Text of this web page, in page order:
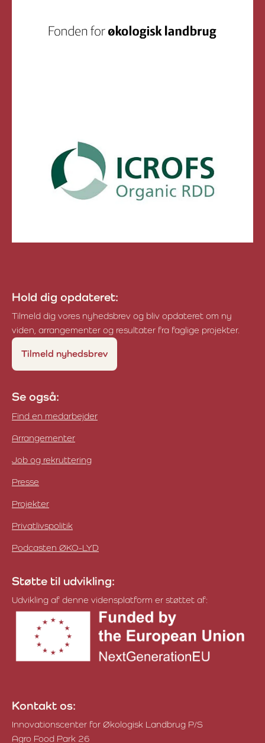
Hold dig opdateret:
Tilmeld dig vores nyhedsbrev og bliv opdateret om ny
viden, arrangementer og resultater fra faglige projekter.
Tilmeld nyhedsbrev
Se også:
Find en medarbejder
Arrangementer
Job og rekruttering
Presse
Projekter
Privatlivspolitik
Podcasten ØKO-LYD
Støtte til udvikling:
Udvikling af denne vidensplatform er støttet af:
Kontakt os:
Innovationscenter for Økologisk Landbrug P/S
Agro Food Park 26